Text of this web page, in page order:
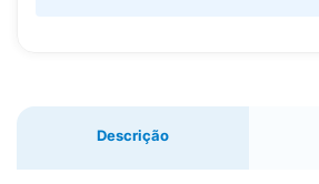
Descrição